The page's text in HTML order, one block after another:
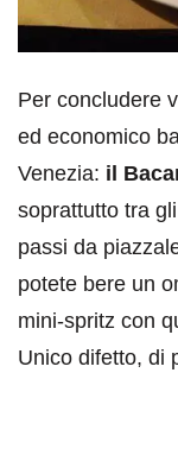
Per concludere
ed economico
Venezia: il
soprattutto tra
passi da
potete bere un
mini-spritz con
Unico difetto, di